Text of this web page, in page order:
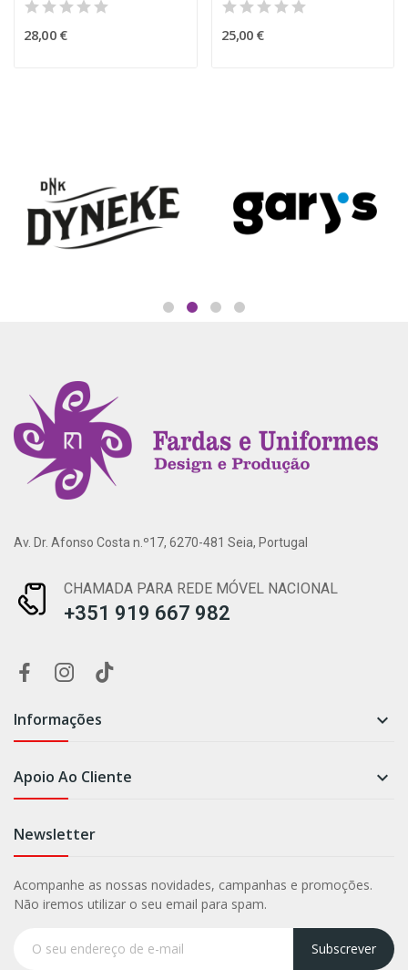
28,00 € 25,00 €
Av. Dr. Afonso Costa n.º17, 6270-481 Seia, Portugal
CHAMADA PARA REDE MÓVEL NACIONAL
+351 919 667 982
Informações 
Apoio Ao Cliente 
Newsletter
Acompanhe as nossas novidades, campanhas e promoções.
Não iremos utilizar o seu email para spam.
Subscrever